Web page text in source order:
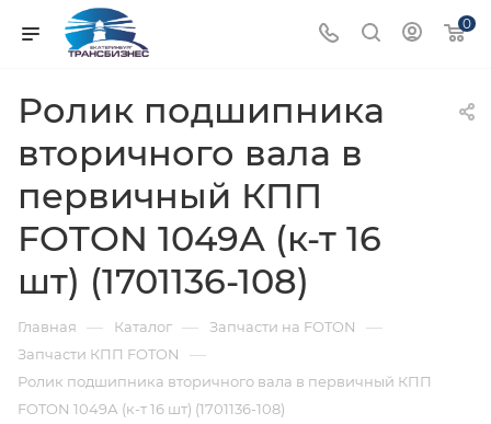
0
Ролик подшипника
вторичного вала в
первичный КПП
FOTON 1049А (к-т 16
шт) (1701136-108)
Главная — Каталог — Запчасти на FOTON —
Запчасти КПП FOTON —
Ролик подшипника вторичного вала в первичный КПП
FOTON 1049А (к-т 16 шт) (1701136-108)